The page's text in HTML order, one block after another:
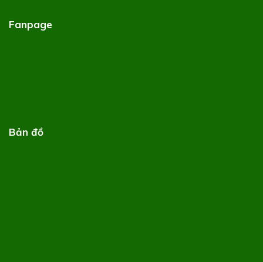
Fanpage
Bản đồ